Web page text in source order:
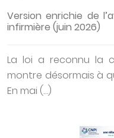
Version enrichie de
infirmière (juin 2026)
La loi a reconnu la
montre désormais à
En mai (…)